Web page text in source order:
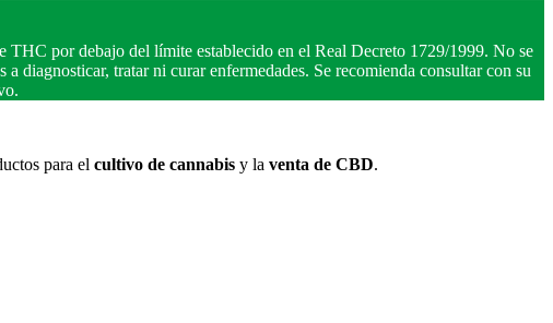
por debajo del límite establecido en el Real Decreto 1729/1999. No se
diagnosticar, tratar ni curar enfermedades. Se recomienda consultar con su
para el cultivo de cannabis y la venta de CBD.